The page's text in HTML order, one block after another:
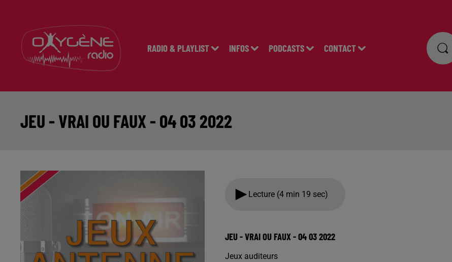
RADIO & PLAYLIST INFOS PODCASTS CONTACT
JEU - VRAI OU FAUX - 04 03 2022
Lecture (4 min 19 sec)
JEU - VRAI OU FAUX - 04 03 2022
Jeux auditeurs